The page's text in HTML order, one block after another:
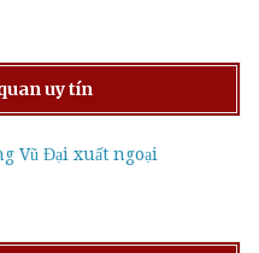
uy tín
Vũ Đại xuất ngoại